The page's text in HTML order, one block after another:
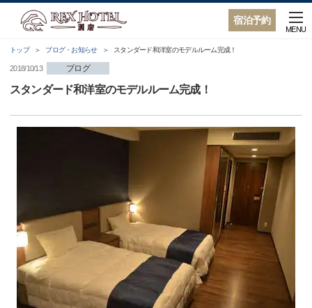
宿泊予約
MENU
トップ ブログ・お知らせ スタンダード和洋室のモデルルーム完成！
2018/10/13 ブログ
スタンダード和洋室のモデルルーム完成！